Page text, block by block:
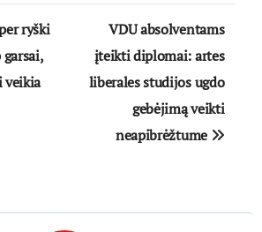
ryški
veikia
VDU absolventams
įteikti diplomai: artes
liberales studijos ugdo
gebėjimą veikti
neapibrėžtume